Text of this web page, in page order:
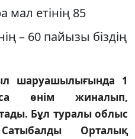
мал етінің 85
– 60 пайызы біздің
шаруашылығында 1
өнім жиналып,
Бұл туралы облыс
Орталық